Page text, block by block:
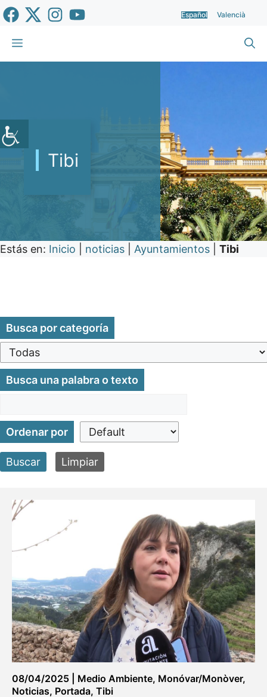
Saltar
al
contenido
Español Valencià
Menú
Tibi
Estás en: Inicio noticias Ayuntamientos Tibi
Busca por categoría
Busca una palabra o texto
Ordenar por
Buscar Limpiar
08/04/2025 Medio Ambiente, Monóvar/Monòver,
Noticias, Portada, Tibi